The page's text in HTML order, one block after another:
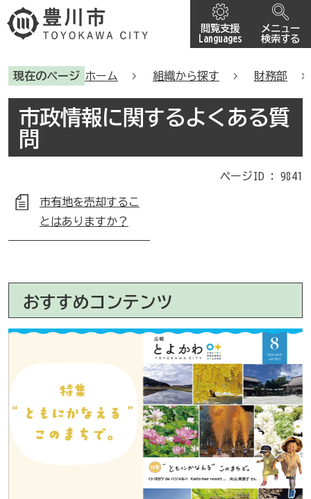
閲覧支援
Languages
メニュー
検索する
現在のページ ホーム 組織から探す 財務部
市政情報に関するよくある質
問
ページID :9841
市有地を売却するこ
とはありますか？
おすすめコンテンツ